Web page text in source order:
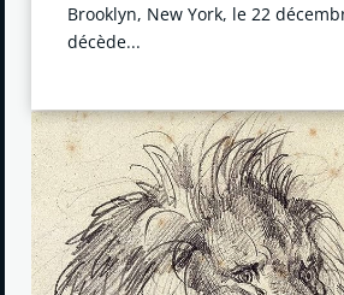
Brooklyn, New York, le 22
décède...